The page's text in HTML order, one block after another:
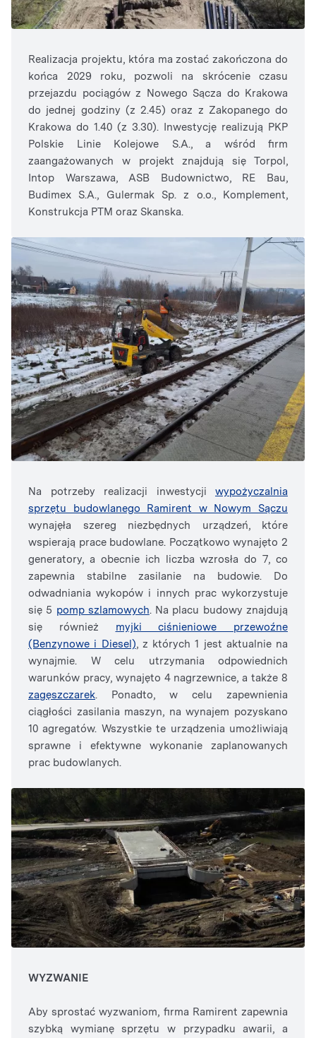
Realizacja projektu, która ma zostać zakończona do
końca 2029 roku, pozwoli na skrócenie czasu
przejazdu pociągów z Nowego Sącza do Krakowa
do jednej godziny (z 2.45) oraz z Zakopanego do
Krakowa do 1.40 (z 3.30). Inwestycję realizują PKP
Polskie Linie Kolejowe S.A., a wśród firm
zaangażowanych w projekt znajdują się Torpol,
Intop Warszawa, ASB Budownictwo, RE Bau,
Budimex S.A., Gulermak Sp. z o.o., Komplement,
Konstrukcja PTM oraz Skanska.
Na potrzeby realizacji inwestycji wypożyczalnia
sprzętu budowlanego Ramirent w Nowym Sączu
wynajęła szereg niezbędnych urządzeń, które
wspierają prace budowlane. Początkowo wynajęto 2
generatory, a obecnie ich liczba wzrosła do 7, co
zapewnia stabilne zasilanie na budowie. Do
odwadniania wykopów i innych prac wykorzystuje
się 5 pomp szlamowych. Na placu budowy znajdują
się również myjki ciśnieniowe przewoźne
(Benzynowe i Diesel), z których 1 jest aktualnie na
wynajmie. W celu utrzymania odpowiednich
warunków pracy, wynajęto 4 nagrzewnice, a także 8
zagęszczarek. Ponadto, w celu zapewnienia
ciągłości zasilania maszyn, na wynajem pozyskano
10 agregatów. Wszystkie te urządzenia umożliwiają
sprawne i efektywne wykonanie zaplanowanych
prac budowlanych.
WYZWANIE
Aby sprostać wyzwaniom, firma Ramirent zapewnia
szybką wymianę sprzętu w przypadku awarii, a